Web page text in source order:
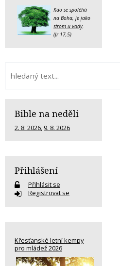
Kdo se spoléhá
na Boha, je jako
strom u vody
(Jr 17,5)
Bible na neděli
2. 8. 2026, 9. 8. 2026
Přihlášení
Přihlásit se
Registrovat se
Křesťanské letní kempy
pro mládež 2026